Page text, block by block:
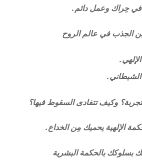
في حِراك وعمل دائم.
الجذب في عالم الروح
وكيف تتفادى السقوط فيها؟
الإلهية يحميك مِن الخداع.
بسلوكك بالحكمة البشرية